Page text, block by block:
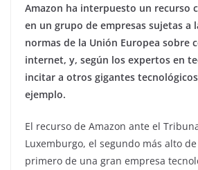
Amazon ha interpuesto un recurso
en un grupo de empresas sujetas a
normas de la Unión Europea sobre
internet, y, según los expertos en
incitar a otros gigantes
ejemplo.
El recurso de Amazon ante el
Luxemburgo, el segundo más alto
primero de una gran empresa